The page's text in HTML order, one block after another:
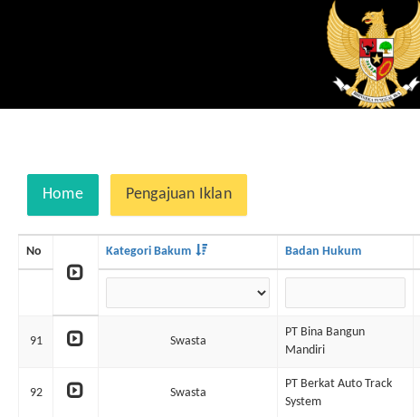
Home Pengajuan Iklan
No
Kategori Bakum Badan Hukum
91 Swasta
PT Bina Bangun
Mandiri
92 Swasta
PT Berkat Auto Track
System